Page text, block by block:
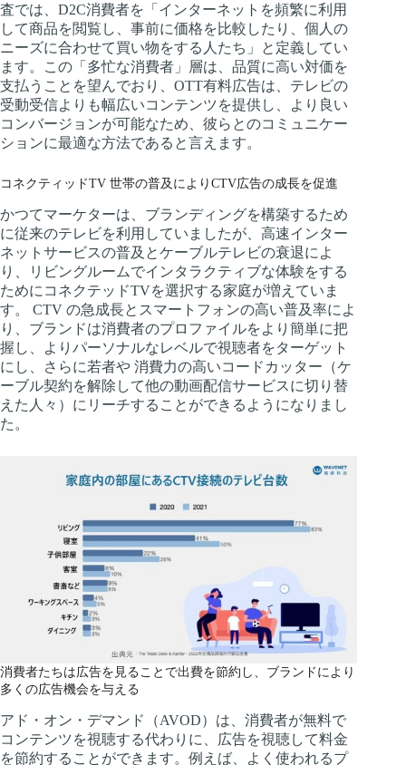
査では、D2C消費者を「インターネットを頻繁に利用
して商品を閲覧し、事前に価格を比較したり、個人の
ニーズに合わせて買い物をする人たち」と定義してい
ます。この「多忙な消費者」層は、品質に高い対価を
支払うことを望んでおり、OTT有料広告は、テレビの
受動受信よりも幅広いコンテンツを提供し、より良い
コンバージョンが可能なため、彼らとのコミュニケー
ションに最適な方法であると言えます。
コネクティッドTV 世帯の普及によりCTV広告の成長を促進
かつてマーケターは、ブランディングを構築するため
に従来のテレビを利用していましたが、高速インター
ネットサービスの普及とケーブルテレビの衰退によ
り、リビングルームでインタラクティブな体験をする
ためにコネクテッドTVを選択する家庭が増えていま
す。 CTV の急成長とスマートフォンの高い普及率によ
り、ブランドは消費者のプロファイルをより簡単に把
握し、よりパーソナルなレベルで視聴者をターゲット
にし、さらに若者や 消費力の高いコードカッター（ケ
ーブル契約を解除して他の動画配信サービスに切り替
えた人々）にリーチすることができるようになりまし
た。
消費者たちは広告を見ることで出費を節約し、ブランドにより
多くの広告機会を与える
アド・オン・デマンド（AVOD）は、消費者が無料で
コンテンツを視聴する代わりに、広告を視聴して料金
を節約することができます。例えば、よく使われるプ